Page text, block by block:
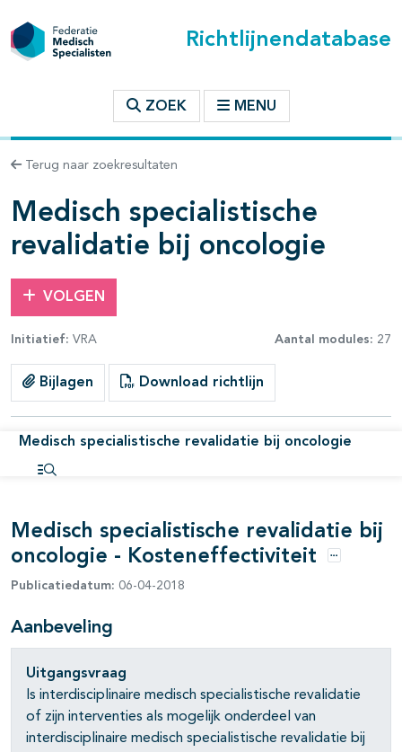
Richtlijnendatabase
ZOEK MENU
Terug naar zoekresultaten
Medisch specialistische
revalidatie bij oncologie
VOLGEN
Initiatief: VRA Aantal modules: 27
Bijlagen Download richtlijn
Medisch specialistische revalidatie bij oncologie
openklappen
open- en dichtklappen
open- en dichtklappen
open- en dichtklappen
open- en dichtklappen
open- en dichtklappen
Medisch specialistische revalidatie bij
oncologie - Kosteneffectiviteit
Opties
Publicatiedatum: 06-04-2018
Aanbeveling
Uitgangsvraag
Is interdisciplinaire medisch specialistische revalidatie
of zijn interventies als mogelijk onderdeel van
interdisciplinaire medisch specialistische revalidatie bij